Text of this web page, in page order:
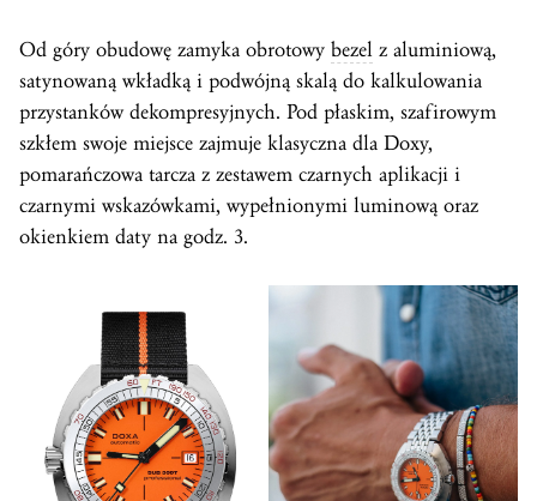
Od góry obudowę zamyka obrotowy bezel z aluminiową,
satynowaną wkładką i podwójną skalą do kalkulowania
przystanków dekompresyjnych. Pod płaskim, szafirowym
szkłem swoje miejsce zajmuje klasyczna dla Doxy,
pomarańczowa tarcza z zestawem czarnych aplikacji i
czarnymi wskazówkami, wypełnionymi luminową oraz
okienkiem daty na godz. 3.